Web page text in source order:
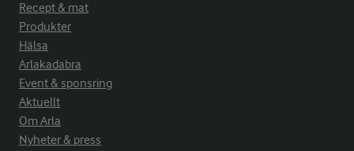
Recept & mat
Produkter
Hälsa
Arlakadabra
Event & sponsring
Aktuellt
Om Arla
Nyheter & press